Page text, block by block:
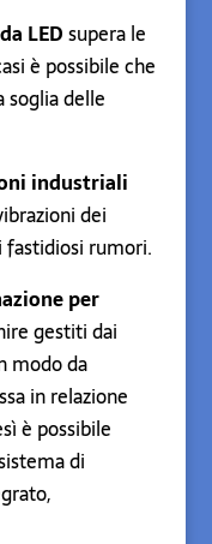
LEDsupera le
è possibile che
soglia delle
industriali
dei
fastidiosi rumori.
per
gestiti dai
modo da
in relazione
è possibile
di